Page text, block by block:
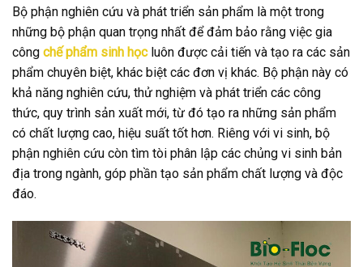
Bộ phận nghiên cứu và phát triển sản phẩm là một trong
những bộ phận quan trọng nhất để đảm bảo rằng việc gia
công chế phẩm sinh họcluôn được cải tiến và tạo ra các sản
phẩm chuyên biệt, khác biệt các đơn vị khác. Bộ phận này có
khả năng nghiên cứu, thử nghiệm và phát triển các công
thức, quy trình sản xuất mới, từ đó tạo ra những sản phẩm
có chất lượng cao, hiệu suất tốt hơn. Riêng với vi sinh, bộ
phận nghiên cứu còn tìm tòi phân lập các chủng vi sinh bản
địa trong ngành, góp phần tạo sản phẩm chất lượng và độc
đáo.